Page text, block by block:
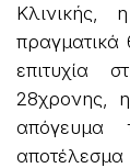
Κλινικής,
επιτυχία
28χρονης,
απόγευμα